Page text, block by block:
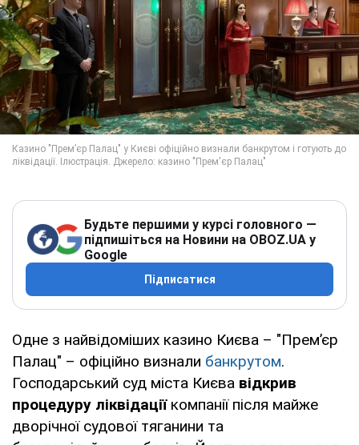
Будьте першими у курсі головного —
підпишіться на Новини на OBOZ.UA у
Google
Підписатися
Одне з найвідоміших казино Києва – "Прем’єр
Палац" – офіційно визнали банкрутом.
Господарський суд міста Києва відкрив
процедуру ліквідації компанії після майже
дворічної судової тяганини та